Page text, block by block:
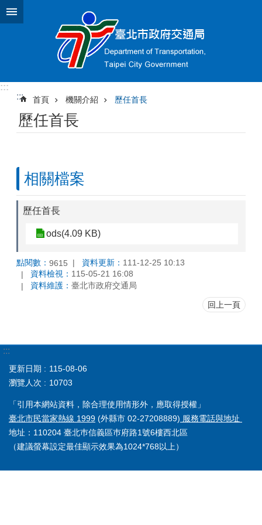
跳到主要內容區塊
:::
:::
首頁 機關介紹 歷任首長
歷任首長
相關檔案
歷任首長
ods(4.09 KB)
點閱數： 9615 資料更新： 111-12-25 10:13
資料檢視： 115-05-21 16:08
資料維護： 臺北市政府交通局
回上一頁
:::
更新日期
115-08-06
瀏覽人次
10703
「引用本網站資料，除合理使用情形外，應取得授權」
臺北市民當家熱線 1999 (外縣市 02-27208889) 服務電話與地址
地址：110204 臺北巿信義區巿府路1號6樓西北區
（建議螢幕設定最佳顯示效果為1024*768以上）